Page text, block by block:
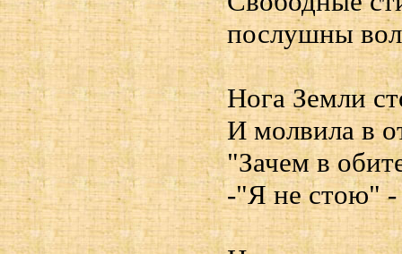
послушны
Нога Земли
И молвила в
"Зачем в
-"Я не стою" -